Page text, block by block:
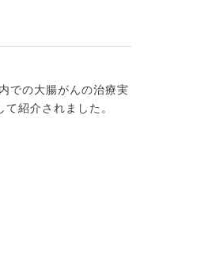
での大腸がんの治療実
紹介されました。